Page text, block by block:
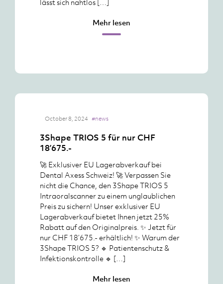
lässt sich nahtlos […]
Mehr lesen
October 8, 2024 #news
3Shape TRIOS 5 für nur CHF
18’675.-
🚀 Exklusiver EU Lagerabverkauf bei
Dental Axess Schweiz! 🚀 Verpassen Sie
nicht die Chance, den 3Shape TRIOS 5
Intraoralscanner zu einem unglaublichen
Preis zu sichern! Unser exklusiver EU
Lagerabverkauf bietet Ihnen jetzt 25%
Rabatt auf den Originalpreis. ✨ Jetzt für
nur CHF 18’675.- erhältlich! ✨ Warum der
3Shape TRIOS 5? 🔹 Patientenschutz &
Infektionskontrolle 🔹 […]
Mehr lesen